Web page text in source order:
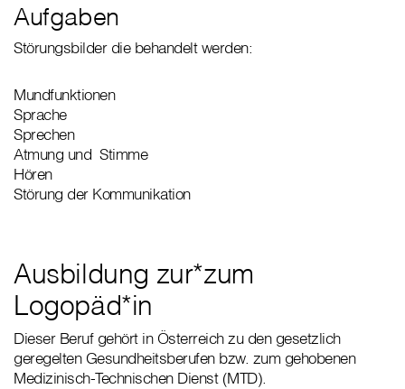
Aufgaben
Störungsbilder die behandelt werden:
Mundfunktionen
Sprache
Sprechen
Atmung und Stimme
Hören
Störung der Kommunikation
Ausbildung zur*zum
Logopäd*in
Dieser Beruf gehört in Österreich zu den gesetzlich
geregelten Gesundheitsberufen bzw. zum gehobenen
Medizinisch-Technischen Dienst (MTD).